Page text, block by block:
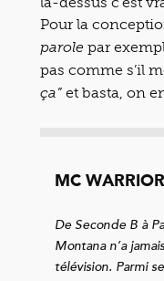
Pour la
parole par
pas comme s’il
ça” et basta, on
MC
De Seconde B à
Montana n’a
télévision. Parmi